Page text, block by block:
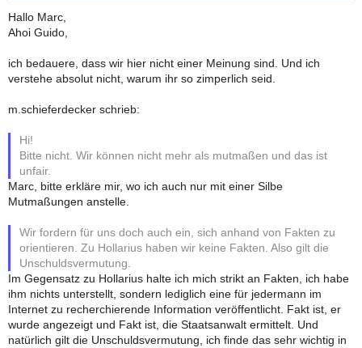
Hallo Marc,
Ahoi Guido,
ich bedauere, dass wir hier nicht einer Meinung sind. Und ich
verstehe absolut nicht, warum ihr so zimperlich seid.
m.schieferdecker schrieb:
Hi!
Bitte nicht. Wir können nicht mehr als mutmaßen und das ist
unfair.
Marc, bitte erkläre mir, wo ich auch nur mit einer Silbe
Mutmaßungen anstelle.
Wir fordern für uns doch auch ein, sich anhand von Fakten zu
orientieren. Zu Hollarius haben wir keine Fakten. Also gilt die
Unschuldsvermutung.
Im Gegensatz zu Hollarius halte ich mich strikt an Fakten, ich habe
ihm nichts unterstellt, sondern lediglich eine für jedermann im
Internet zu recherchierende Information veröffentlicht. Fakt ist, er
wurde angezeigt und Fakt ist, die Staatsanwalt ermittelt. Und
natürlich gilt die Unschuldsvermutung, ich finde das sehr wichtig in